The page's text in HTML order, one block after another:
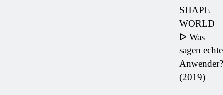
SHAPE
WORLD
ᐅ Was
sagen echte
Anwender?
(2019)